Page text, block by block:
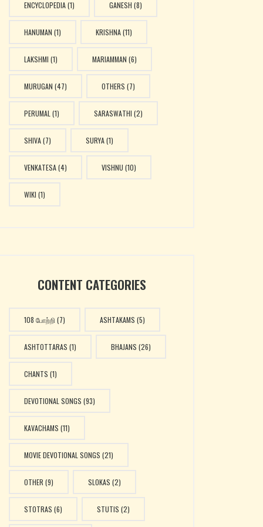
ENCYCLOPEDIA(1) GANESH (8)
HANUMAN (1) KRISHNA(11)
LAKSHMI (1) MARIAMMAN (6)
MURUGAN (47) OTHERS (7)
PERUMAL (1) SARASWATHI (2)
SHIVA(7) SURYA(1)
VENKATESA(4) VISHNU (10)
WIKI (1)
CONTENT CATEGORIES
108 போற்றி (7) ASHTAKAMS (5)
ASHTOTTARAS (1) BHAJANS (26)
CHANTS (1)
DEVOTIONAL SONGS (93)
KAVACHAMS (11)
MOVIE DEVOTIONAL SONGS (21)
OTHER (9) SLOKAS (2)
STOTRAS (6) STUTIS (2)